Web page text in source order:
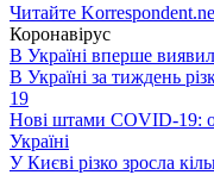
Читайте
Коронавірус
В Україні вперше
В Україні за тиждень
19
Нові штами COVID-19:
Україні
У Києві різко зросла